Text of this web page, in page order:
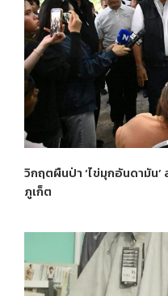
วิกฤตผืนป่า ‘ไข่มุกอันดามัน
ภูเก็ต